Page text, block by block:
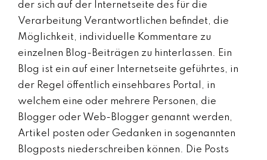
der sich auf der Internetseite des für die
Verarbeitung Verantwortlichen befindet, die
Möglichkeit, individuelle Kommentare zu
einzelnen Blog-Beiträgen zu hinterlassen. Ein
Blog ist ein auf einer Internetseite geführtes, in
der Regel öffentlich einsehbares Portal, in
welchem eine oder mehrere Personen, die
Blogger oder Web-Blogger genannt werden,
Artikel posten oder Gedanken in sogenannten
Blogposts niederschreiben können. Die Posts